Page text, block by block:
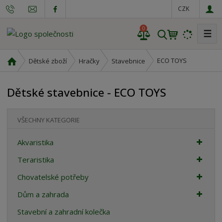
CZK
V
h
0 ☰
v
d
s
r
a
a
Dětské zboží Hračky Stavebnice ECO TOYS
Dětské stavebnice - ECO TOYS
VŠECHNY KATEGORIE
Akvaristika
Teraristika
Chovatelské potřeby
Dům a zahrada
Stavební a zahradní kolečka